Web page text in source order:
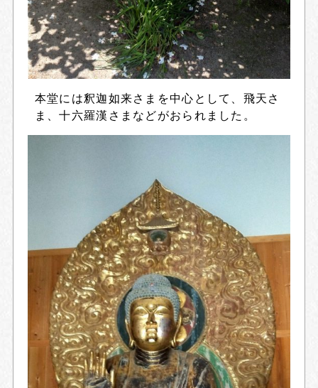
本堂には釈迦如来さまを中心として、飛天さ
ま、十六羅漢さまなどがおられました。